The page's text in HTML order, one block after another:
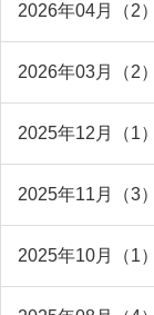
2026年04月（2）
2026年03月（2）
2025年12月（1）
2025年11月（3）
2025年10月（1）